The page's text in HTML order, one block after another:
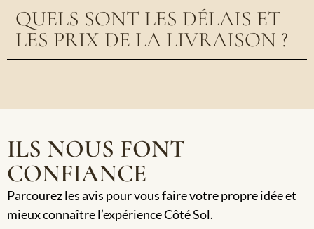
QUELS SONT LES DÉLAIS ET
LES PRIX DE LA LIVRAISON ?
ILS NOUS FONT
CONFIANCE
Parcourez les avis pour vous faire votre propre idée et
mieux connaître l’expérience Côté Sol.